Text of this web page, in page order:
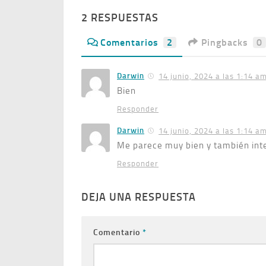
2 RESPUESTAS
Comentarios 2 Pingbacks 0
Darwin 14 junio, 2024 a las 1:14 am
Bien
Responder
Darwin 14 junio, 2024 a las 1:14 am
Me parece muy bien y también
Responder
DEJA UNA RESPUESTA
Comentario *